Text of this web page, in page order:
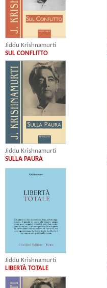
Jiddu Krishnamurti
SUL CONFLITTO
Jiddu Krishnamurti
SULLA PAURA
Jiddu Krishnamurti
LIBERTÀ TOTALE